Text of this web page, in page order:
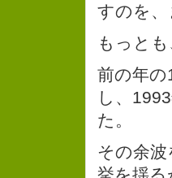
すのを
もっと
前の年の
し、
た。
その余
挙を揺る